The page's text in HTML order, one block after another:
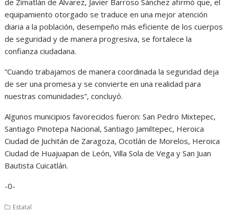
de Zimatlán de Álvarez, Javier Barroso Sánchez afirmó que, el
equipamiento otorgado se traduce en una mejor atención
diaria a la población, desempeño más eficiente de los cuerpos
de seguridad y de manera progresiva, se fortalece la
confianza ciudadana.
“Cuando trabajamos de manera coordinada la seguridad deja
de ser una promesa y se convierte en una realidad para
nuestras comunidades”, concluyó.
Algunos municipios favorecidos fueron: San Pedro Mixtepec,
Santiago Pinotepa Nacional, Santiago Jamiltepec, Heroica
Ciudad de Juchitán de Zaragoza, Ocotlán de Morelos, Heroica
Ciudad de Huajuapan de León, Villa Sola de Vega y San Juan
Bautista Cuicatlán.
-0-
Estatal